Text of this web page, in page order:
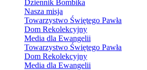
Dziennik Bombika
Nasza misja
Towarzystwo Świętego Pawła
Dom Rekolekcyjny
Media dla Ewangelii
Towarzystwo Świętego Pawła
Dom Rekolekcyjny
Media dla Ewangelii